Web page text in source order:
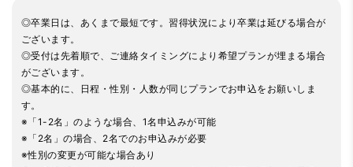
◎卒業日は、あくまで最短です。習得状況により卒業は延びる場合が
ございます。
◎受付は先着順で、ご連絡タイミングにより希望プランが埋まる場合
がございます。
◎基本的に、日程・性別・人数が同じプランでお申込をお願いしま
す。
※「1-2名」のような場合、1名申込みが可能
※「2名」の場合、2名でのお申込みが必要
※性別の変更が可能な場合あり